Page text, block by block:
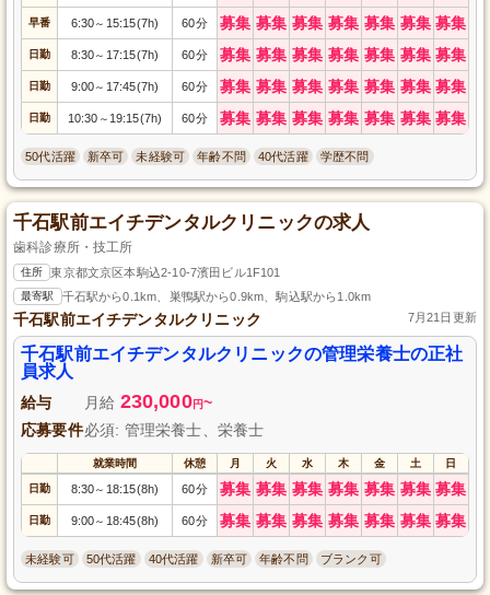
早番 6:30～ 15:15(7h) 60分 募集 募集 募集 募集 募集 募集 募集
日勤 8:30～ 17:15(7h) 60分 募集 募集 募集 募集 募集 募集 募集
日勤 9:00～ 17:45(7h) 60分 募集 募集 募集 募集 募集 募集 募集
日勤 10:30 ～ 19:15(7h) 60分 募集 募集 募集 募集 募集 募集 募集
50代活躍 新卒可 未経験可 年齢不問 40代活躍 学歴不問
千石駅前エイチデンタルクリニックの求人
歯科診療所・技工所
住所 東京都文京区本駒込2-10-7濱田ビル1F101
最寄駅 千石駅から0.1km、巣鴨駅から0.9km、駒込駅から1.0km
千石駅前エイチデンタルクリニック 7月21日更新
千石駅前エイチデンタルクリニックの管理栄養士の正社
員求人
給与 月給 230,000円~
応募要件必須: 管理栄養士、栄養士
就業時間 休憩 月 火 水 木 金 土 日
日勤 8:30～ 18:15(8h) 60分 募集 募集 募集 募集 募集 募集 募集
日勤 9:00～ 18:45(8h) 60分 募集 募集 募集 募集 募集 募集 募集
未経験可 50代活躍 40代活躍 新卒可 年齢不問 ブランク可